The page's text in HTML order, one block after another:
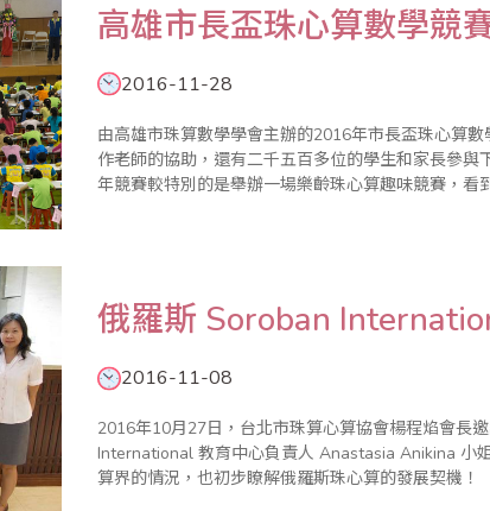
高雄市長盃珠心算數學競
2016-11-28
由高雄市珠算數學學會主辦的2016年市長盃珠心算
作老師的協助，還有二千五百多位的學生和家長參與
年競賽較特別的是舉辦一場樂齡珠心算趣味競賽，看
俄羅斯 Soroban
2016-11-08
2016年10月27日，台北市珠算心算協會楊程焰會長
International 教育中心負責人 Anastasia Anikina 小
算界的情況，也初步瞭解俄羅斯珠心算的發展契機！